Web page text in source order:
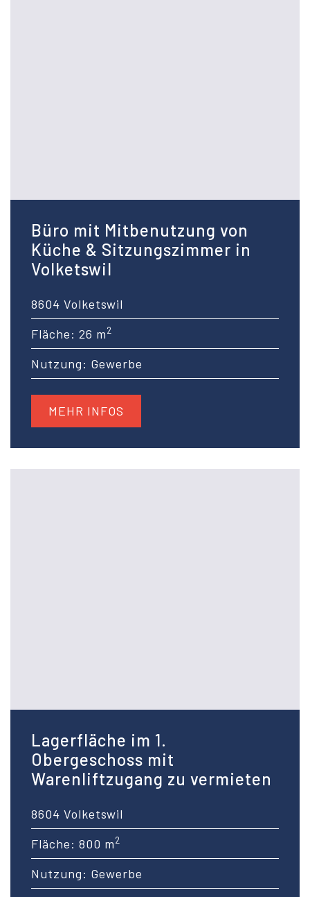
Büro mit Mitbenutzung von
Küche & Sitzungszimmer in
Volketswil
8604 Volketswil
Fläche: 26 m2
Nutzung: Gewerbe
MEHR INFOS
Lagerfläche im 1.
Obergeschoss mit
Warenliftzugang zu vermieten
8604 Volketswil
Fläche: 800 m2
Nutzung: Gewerbe